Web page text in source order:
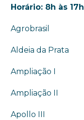
Horário: 8h às 17h
Agrobrasil
Aldeia da Prata
Ampliação I
Ampliação II
Apollo III